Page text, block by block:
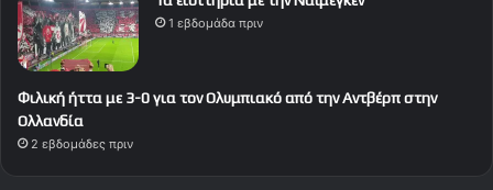
1 εβδομάδα πριν
Φιλική ήττα με 3-0 για τον Ολυμπιακό από την Αντβέρπ στην
Ολλανδία
2 εβδομάδες πριν